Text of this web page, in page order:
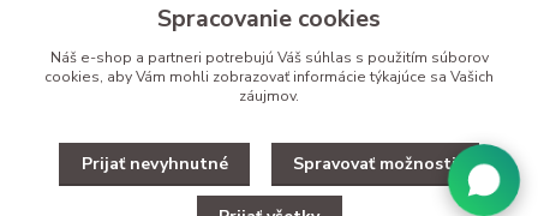
eshop@bbzoo.sk
Upravit zber cookies.
Spracovanie cookies
Náš e-shop a partneri potrebujú Váš súhlas s použitím súborov
cookies, aby Vám mohli zobrazovať informácie týkajúce sa Vašich
záujmov.
Prijať nevyhnutné Spravovať možnosti